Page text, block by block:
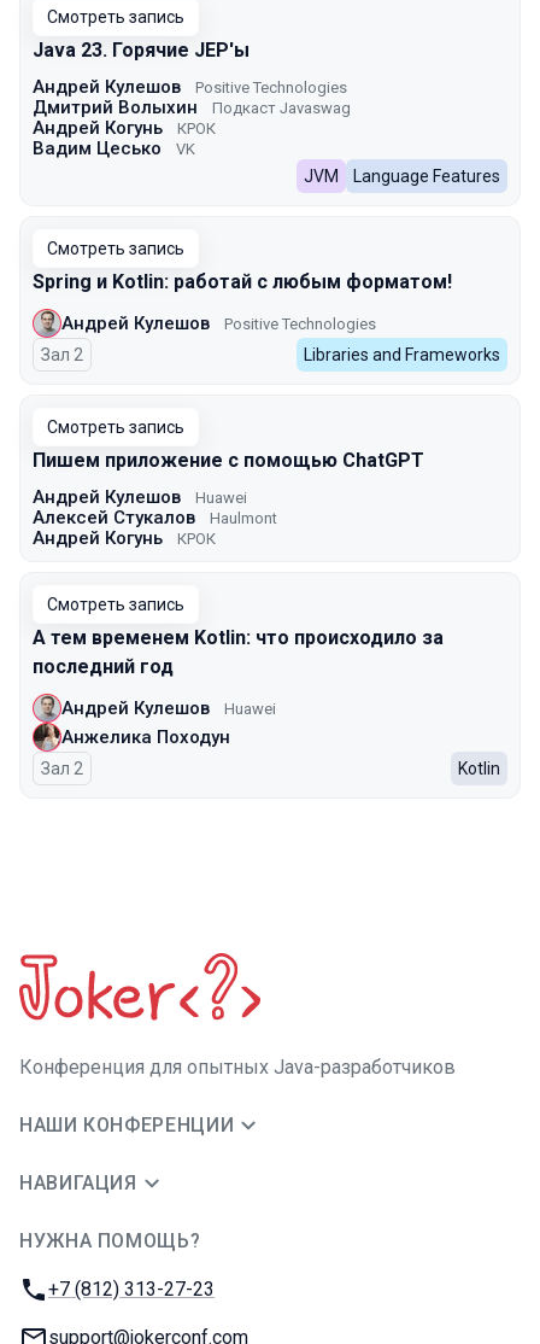
Смотреть запись
Java 23. Горячие JEP'ы
Андрей Кулешов Positive Technologies
Дмитрий Волыхин Подкаст Javaswag
Андрей Когунь КРОК
Вадим Цесько VK
JVM Language Features
Смотреть запись
Spring и Kotlin: работай с любым форматом!
Андрей Кулешов Positive Technologies
Зал 2 Libraries and Frameworks
Смотреть запись
Пишем приложение с помощью ChatGPT
Андрей Кулешов Huawei
Алексей Стукалов Haulmont
Андрей Когунь КРОК
Смотреть запись
А тем временем Kotlin: что происходило за
последний год
Андрей Кулешов Huawei
Анжелика Походун
Зал 2 Kotlin
Конференция для опытных Java-разработчиков
НАШИ КОНФЕРЕНЦИИ
НАВИГАЦИЯ
НУЖНА ПОМОЩЬ?
Телефон:
+7 (812) 313-27-23
E-mail:
support@jokerconf.com